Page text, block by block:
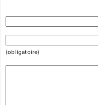
(obligatoire)